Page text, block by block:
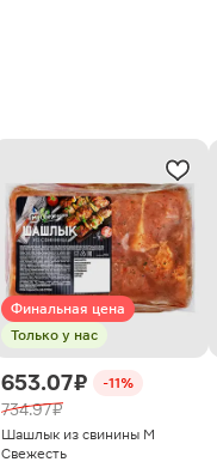
Финальная цена
Только у нас
653.07 ₽ -11%
734.97 ₽
Шашлык из свинины М
Свежесть